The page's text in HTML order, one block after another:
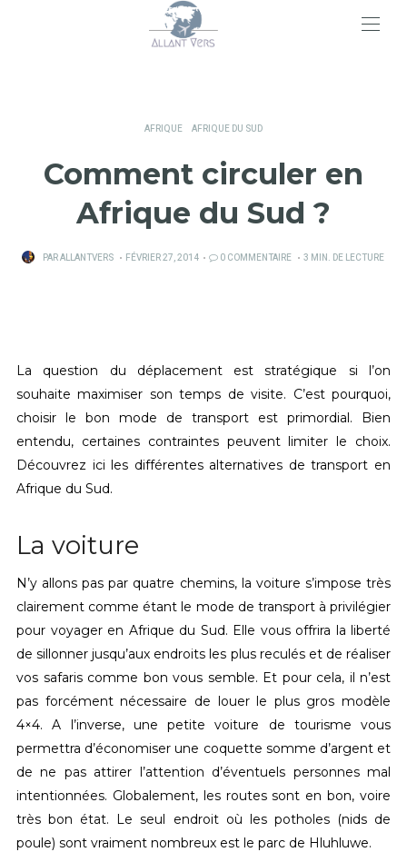
AFRIQUE AFRIQUE DU SUD
Comment circuler en
Afrique du Sud ?
PARALLANTVERS
PUBLIÉ
FÉVRIER 27, 2014 0 COMMENTAIRE 3 MIN. DE LECTURE
La question du déplacement est stratégique si l’on
souhaite maximiser son temps de visite. C’est pourquoi,
choisir le bon mode de transport est primordial. Bien
entendu, certaines contraintes peuvent limiter le choix.
Découvrez ici les différentes alternatives de transport en
Afrique du Sud.
La voiture
N’y allons pas par quatre chemins, la voiture s’impose très
clairement comme étant le mode de transport à privilégier
pour voyager en Afrique du Sud. Elle vous offrira la liberté
de sillonner jusqu’aux endroits les plus reculés et de réaliser
vos safaris comme bon vous semble. Et pour cela, il n’est
pas forcément nécessaire de louer le plus gros modèle
4×4. A l’inverse, une petite voiture de tourisme vous
permettra d’économiser une coquette somme d’argent et
de ne pas attirer l’attention d’éventuels personnes mal
intentionnées. Globalement, les routes sont en bon, voire
très bon état. Le seul endroit où les potholes (nids de
poule) sont vraiment nombreux est le parc de Hluhluwe.